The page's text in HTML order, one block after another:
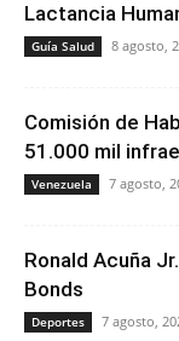
Lactancia
Guía Salud 8 agosto,
Comisión de
51.000 mil
Venezuela 7 agosto,
Ronald Acuña
Bonds
Deportes 7 agosto,